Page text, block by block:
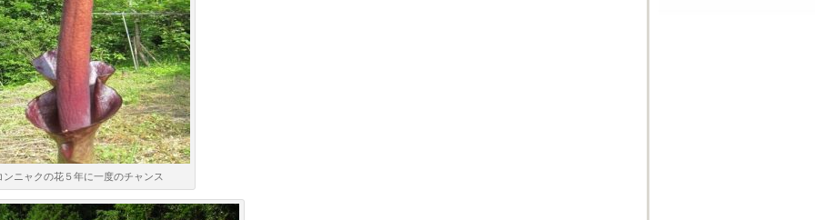
ンニャクの花５年に一度のチャンス